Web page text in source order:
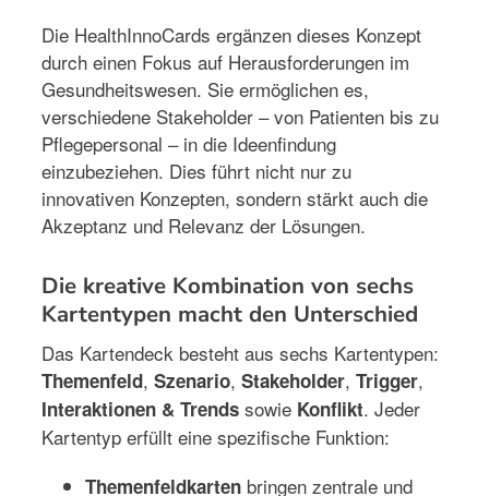
Die HealthInnoCards ergänzen dieses Konzept
durch einen Fokus auf Herausforderungen im
Gesundheitswesen. Sie ermöglichen es,
verschiedene Stakeholder – von Patienten bis zu
Pflegepersonal – in die Ideenfindung
einzubeziehen. Dies führt nicht nur zu
innovativen Konzepten, sondern stärkt auch die
Akzeptanz und Relevanz der Lösungen.
Die kreative Kombination von sechs
Kartentypen macht den Unterschied
Das Kartendeck besteht aus sechs Kartentypen:
Themenfeld, Szenario, Stakeholder, Trigger,
Interaktionen & Trends sowie Konflikt. Jeder
Kartentyp erfüllt eine spezifische Funktion:
Themenfeldkarten bringen zentrale und